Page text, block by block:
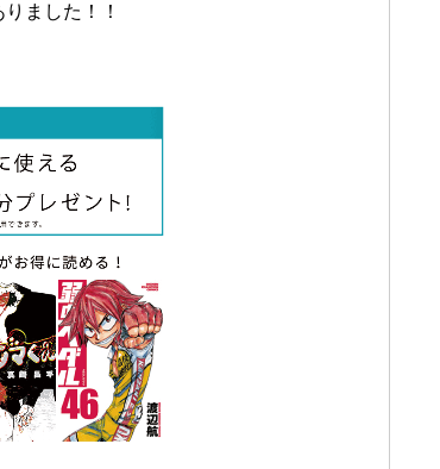
ました！！